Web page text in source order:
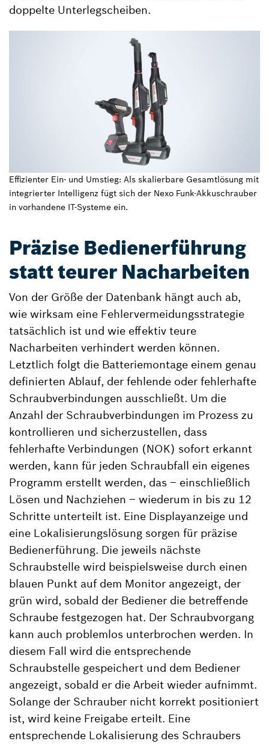
doppelte Unterlegscheiben.
Effizienter Ein- und Umstieg: Als skalierbare Gesamtlösung mit
integrierter Intelligenz fügt sich der Nexo Funk-Akkuschrauber
in vorhandene IT-Systeme ein.
Präzise Bedienerführung
statt teurer Nacharbeiten
Von der Größe der Datenbank hängt auch ab,
wie wirksam eine Fehlervermeidungsstrategie
tatsächlich ist und wie effektiv teure
Nacharbeiten verhindert werden können.
Letztlich folgt die Batteriemontage einem genau
definierten Ablauf, der fehlende oder fehlerhafte
Schraubverbindungen ausschließt. Um die
Anzahl der Schraubverbindungen im Prozess zu
kontrollieren und sicherzustellen, dass
fehlerhafte Verbindungen (NOK) sofort erkannt
werden, kann für jeden Schraubfall ein eigenes
Programm erstellt werden, das – einschließlich
Lösen und Nachziehen – wiederum in bis zu 12
Schritte unterteilt ist. Eine Displayanzeige und
eine Lokalisierungslösung sorgen für präzise
Bedienerführung. Die jeweils nächste
Schraubstelle wird beispielsweise durch einen
blauen Punkt auf dem Monitor angezeigt, der
grün wird, sobald der Bediener die betreffende
Schraube festgezogen hat. Der Schraubvorgang
kann auch problemlos unterbrochen werden. In
diesem Fall wird die entsprechende
Schraubstelle gespeichert und dem Bediener
angezeigt, sobald er die Arbeit wieder aufnimmt.
Solange der Schrauber nicht korrekt positioniert
ist, wird keine Freigabe erteilt. Eine
entsprechende Lokalisierung des Schraubers